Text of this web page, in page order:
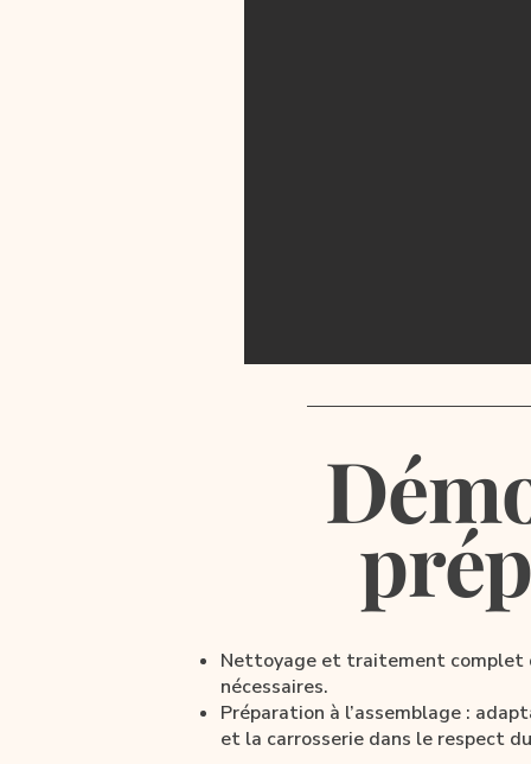
Nettoyage et traitement complet
nécessaires.
Préparation à l’assemblage :
et la carrosserie dans le respect